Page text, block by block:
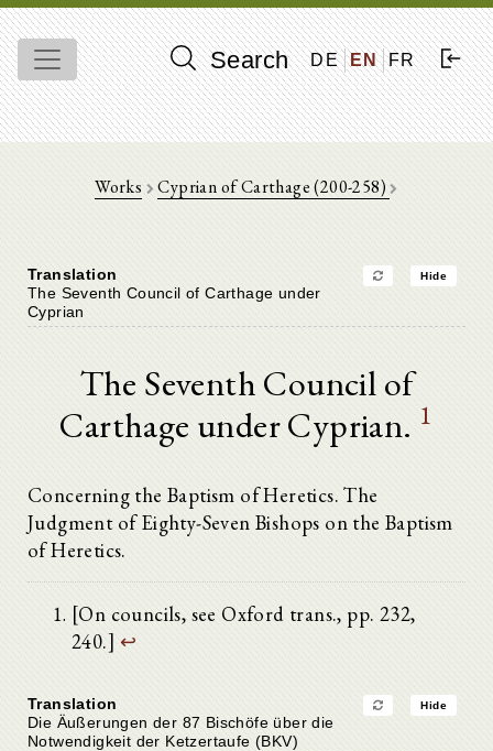
Search DE EN FR
Works Cyprian of Carthage (200-258)
Translation Hide
The Seventh Council of Carthage under
Cyprian
The Seventh Council of
Carthage under Cyprian. 1
Concerning the Baptism of Heretics. The
Judgment of Eighty-Seven Bishops on the Baptism
of Heretics.
[On councils, see Oxford trans., pp. 232,
240.] ↩
Translation Hide
Die Äußerungen der 87 Bischöfe über die
Notwendigkeit der Ketzertaufe (BKV)